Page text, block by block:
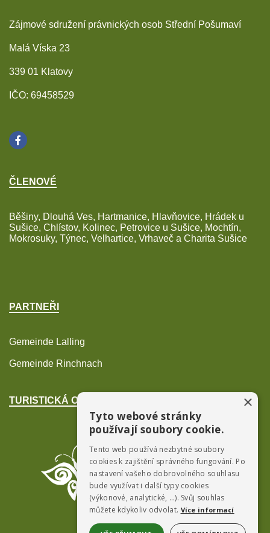
Zájmové sdružení právnických osob Střední Pošumaví
Malá Víska 23
339 01 Klatovy
IČO: 69458529
ČLENOVÉ
Běšiny, Dlouhá Ves, Hartmanice, Hlavňovice, Hrádek u
Sušice, Chlístov, Kolinec, Petrovice u Sušice, Mochtín,
Mokrosuky, Týnec, Velhartice, Vrhaveč a Charita Sušice
PARTNEŘI
Gemeinde Lalling
Gemeinde Rinchnach
TURISTICKÁ OBLAST POŠUMAVÍ ×
Tyto webové stránky
používají soubory cookie.
Tento web používá nezbytné soubory
cookies k zajištění správného fungování. Po
nastavení vašeho dobrovolného souhlasu
bude využívat i další typy cookies
(výkonové, analytické, …). Svůj souhlas
můžete kdykoliv odvolat. Více informací